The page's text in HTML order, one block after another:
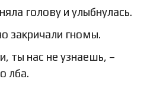
голову и улыбнулась.
закричали гномы.
ты нас не узнаешь, –
лба.